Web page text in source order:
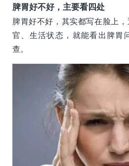
脾胃好不好，主要看四处
脾胃好不好，其实都写在脸上
官、生活状态，就能看出脾胃
查。